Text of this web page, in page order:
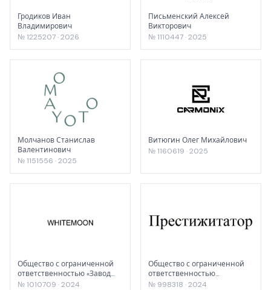
Гродиков Иван
Владимирович
№ 1225207 · 2026
Письменский Алексей
Викторович
№ 1110447 · 2025
Молчанов Станислав
Валентинович
№ 1151556 · 2025
Витюгин Олег Михайлович
№ 1160619 · 2025
Общество с ограниченной
ответственностью «Завод
Стройсмесь»
№ 1010709 · 2024
Общество с ограниченной
ответственностью
"АГРУСХИМ"
№ 998318 · 2024